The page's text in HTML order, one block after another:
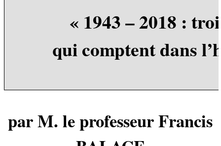
« 1943 – 2018 :
qui comptent dans
par M. le professeurFrancis